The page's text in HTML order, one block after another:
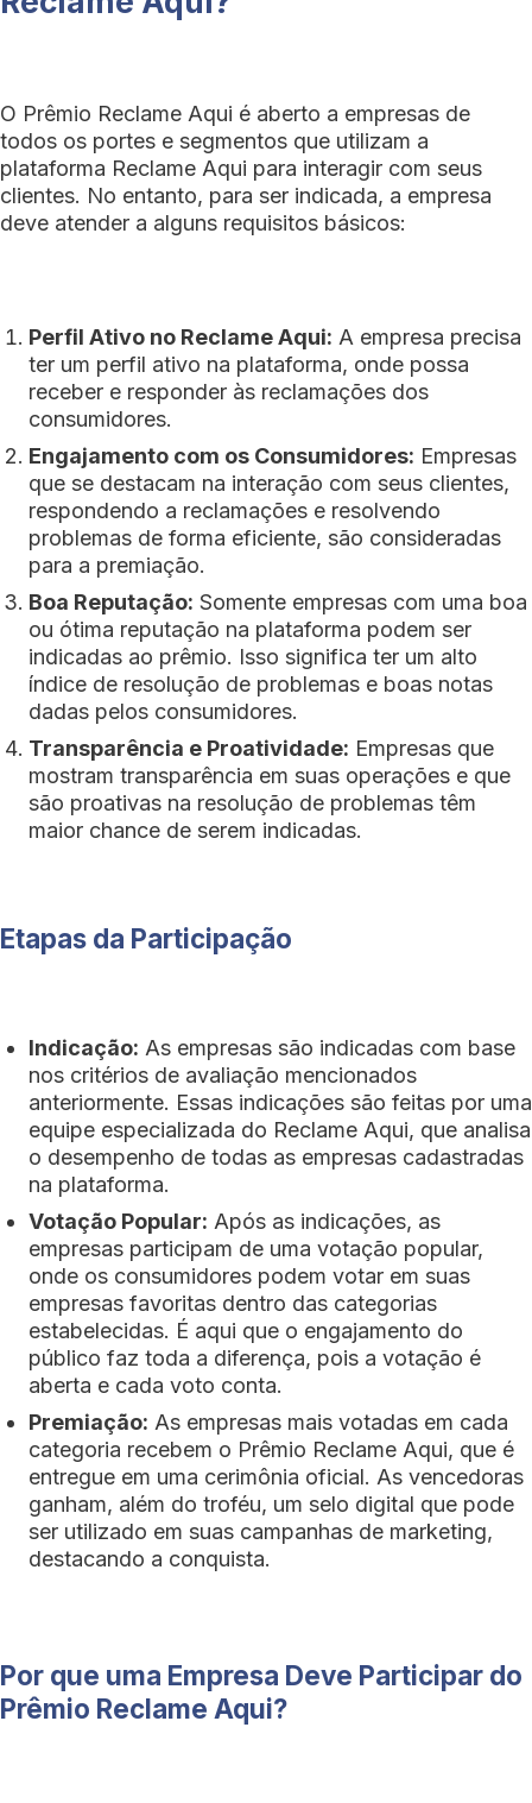
O Prêmio Reclame Aqui é aberto a empresas de
todos os portes e segmentos que utilizam a
plataforma Reclame Aqui para interagir com seus
clientes. No entanto, para ser indicada, a empresa
deve atender a alguns requisitos básicos:
Perfil Ativo no Reclame Aqui: A empresa precisa
ter um perfil ativo na plataforma, onde possa
receber e responder às reclamações dos
consumidores.
Engajamento com os Consumidores: Empresas
que se destacam na interação com seus clientes,
respondendo a reclamações e resolvendo
problemas de forma eficiente, são consideradas
para a premiação.
Boa Reputação: Somente empresas com uma boa
ou ótima reputação na plataforma podem ser
indicadas ao prêmio. Isso significa ter um alto
índice de resolução de problemas e boas notas
dadas pelos consumidores.
Transparência e Proatividade: Empresas que
mostram transparência em suas operações e que
são proativas na resolução de problemas têm
maior chance de serem indicadas.
Etapas da Participação
Indicação: As empresas são indicadas com base
nos critérios de avaliação mencionados
anteriormente. Essas indicações são feitas por uma
equipe especializada do Reclame Aqui, que analisa
o desempenho de todas as empresas cadastradas
na plataforma.
Votação Popular: Após as indicações, as
empresas participam de uma votação popular,
onde os consumidores podem votar em suas
empresas favoritas dentro das categorias
estabelecidas. É aqui que o engajamento do
público faz toda a diferença, pois a votação é
aberta e cada voto conta.
Premiação: As empresas mais votadas em cada
categoria recebem o Prêmio Reclame Aqui, que é
entregue em uma cerimônia oficial. As vencedoras
ganham, além do troféu, um selo digital que pode
ser utilizado em suas campanhas de marketing,
destacando a conquista.
Por que uma Empresa Deve Participar do
Prêmio Reclame Aqui?